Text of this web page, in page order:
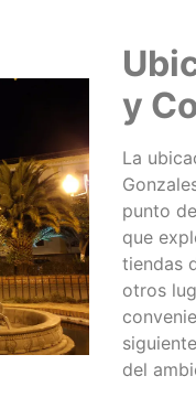
y
La
punto
que
tiendas
otros
del